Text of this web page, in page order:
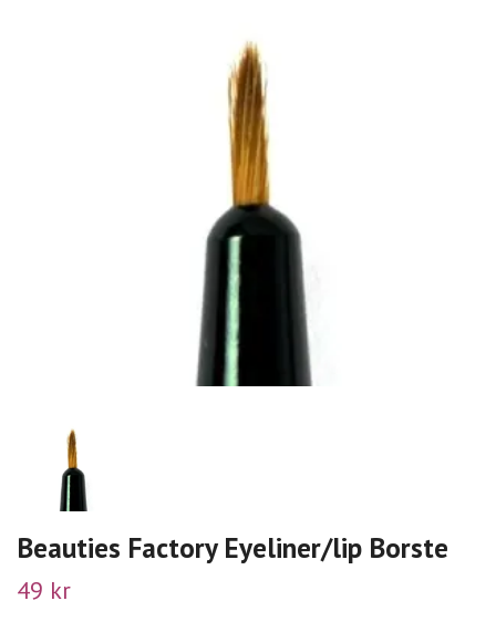
Beauties Factory Eyeliner/lip Borste
49 kr